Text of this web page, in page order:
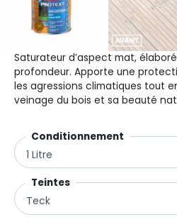
Saturateur d’aspect mat,
profondeur. Apporte une
les agressions climatiques tout
veinage du bois et sa beauté
Conditionnementㅤ
Teintesㅤㅤㅤㅤㅤㅤㅤ